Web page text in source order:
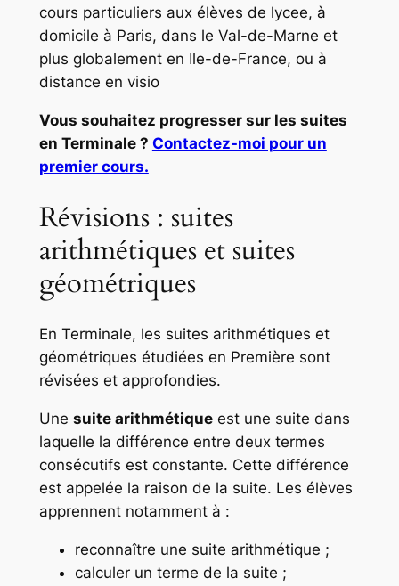
cours particuliers aux élèves de lycee, à
domicile à Paris, dans le Val-de-Marne et
plus globalement en Ile-de-France, ou à
distance en visio
Vous souhaitez progresser sur les suites
en Terminale ? Contactez-moi pour un
premier cours.
Révisions : suites
arithmétiques et suites
géométriques
En Terminale, les suites arithmétiques et
géométriques étudiées en Première sont
révisées et approfondies.
Une suite arithmétiqueest une suite dans
laquelle la différence entre deux termes
consécutifs est constante. Cette différence
est appelée la raison de la suite. Les élèves
apprennent notamment à :
reconnaître une suite arithmétique ;
calculer un terme de la suite ;